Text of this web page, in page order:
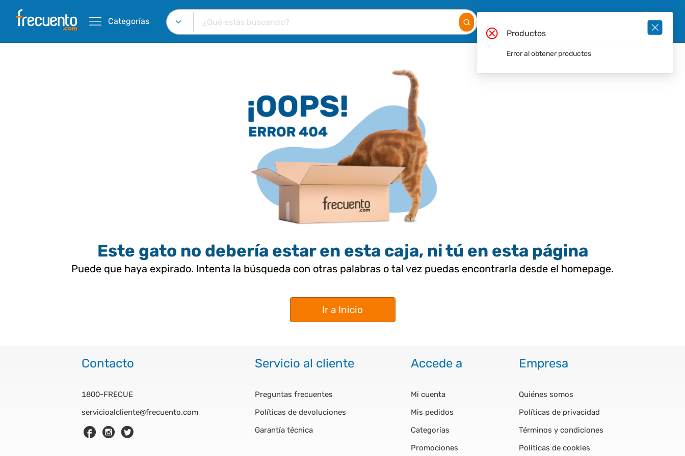
Categorías
Este gato no debería estar en esta caja, ni tú en esta página
Puede que haya expirado. Intenta la búsqueda con otras palabras o tal vez puedas encontrarla desde el homepage.
Ir a Inicio
Contacto
1800-FRECUE
servicioalcliente@frecuento.com
Servicio al cliente
Preguntas frecuentes
Políticas de devoluciones
Garantía técnica
Accede a
Mi cuenta
Mis pedidos
Categorías
Promociones
Empresa
Quiénes somos
Políticas de privacidad
Términos y condiciones
Políticas de cookies
Productos
Error al obtener productos